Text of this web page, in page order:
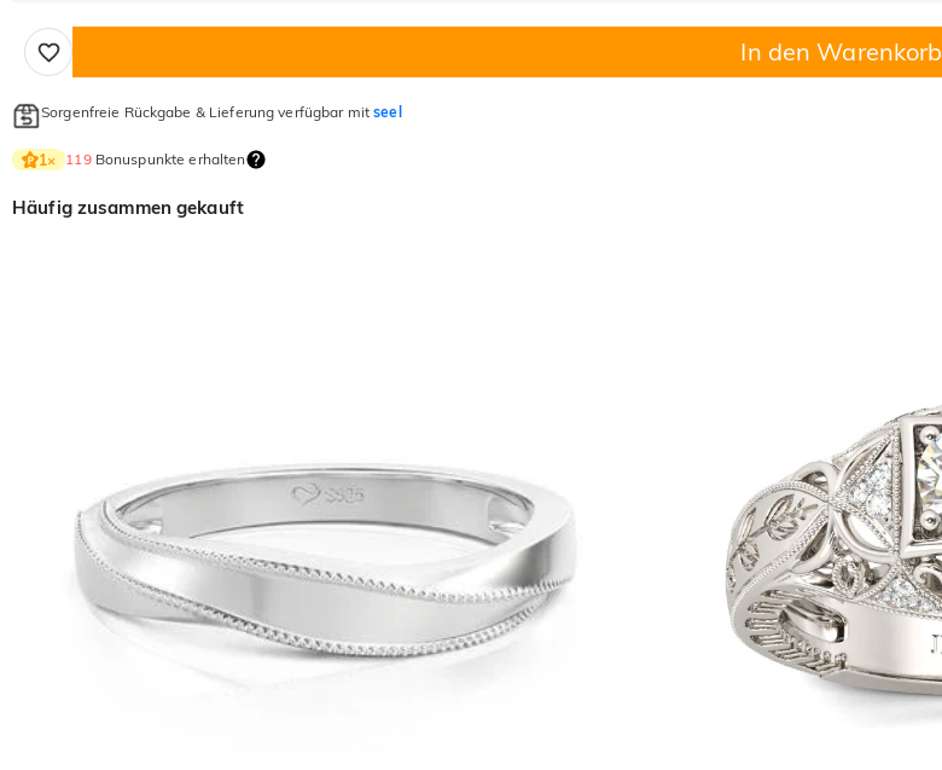
In den Warenkorb
Sorgenfreie Rückgabe & Lieferung verfügbar mitseel
1× 119Bonuspunkte erhalten
Häufig zusammen gekauft